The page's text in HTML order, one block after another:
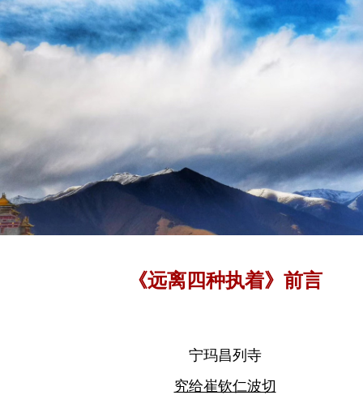
《远离四种执着》前言
宁玛昌列寺
究给崔钦仁波切